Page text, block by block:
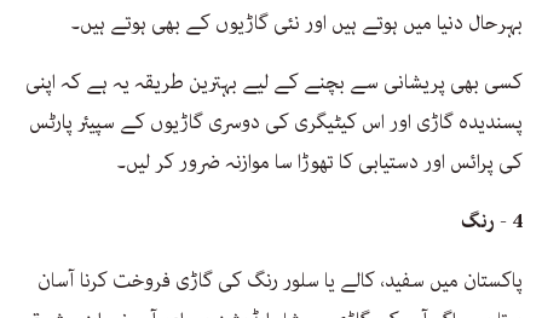
بہرحال دنیا میں ہوتے ہیں اور نئی گاڑیوں کے بھی ہوتے ہیں۔
کسی بھی پریشانی سے بچنے کے لیے بہترین طریقہ یہ ہے کہ اپنی
پسندیدہ گاڑی اور اس کیٹیگری کی دوسری گاڑیوں کے سپیئر پارٹس
کی پرائس اور دستیابی کا تھوڑا سا موازنہ ضرور کر لیں۔
4 - رنگ
پاکستان میں سفید، کالے یا سلور رنگ کی گاڑی فروخت کرنا آسان